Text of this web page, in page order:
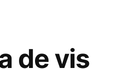
de vis